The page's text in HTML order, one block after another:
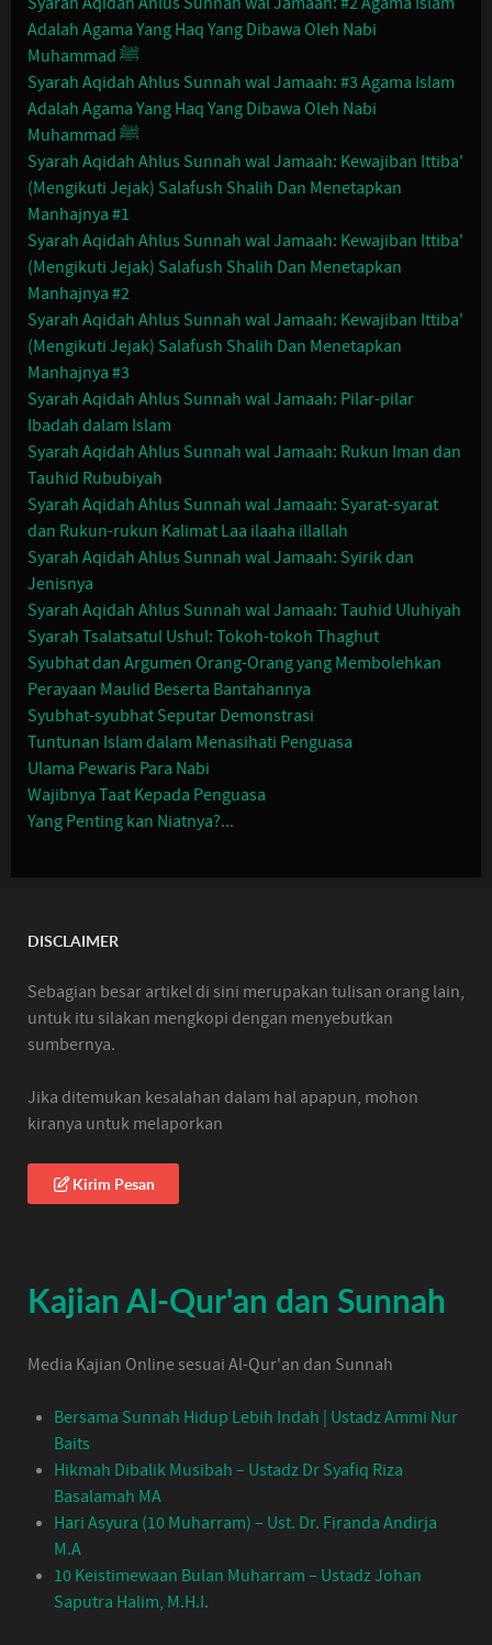
Adalah Agama Yang Haq Yang Dibawa Oleh Nabi
Muhammad ﷺ
Syarah Aqidah Ahlus Sunnah wal Jamaah: #3 Agama Islam
Adalah Agama Yang Haq Yang Dibawa Oleh Nabi
Muhammad ﷺ
Syarah Aqidah Ahlus Sunnah wal Jamaah: Kewajiban Ittiba'
(Mengikuti Jejak) Salafush Shalih Dan Menetapkan
Manhajnya #1
Syarah Aqidah Ahlus Sunnah wal Jamaah: Kewajiban Ittiba'
(Mengikuti Jejak) Salafush Shalih Dan Menetapkan
Manhajnya #2
Syarah Aqidah Ahlus Sunnah wal Jamaah: Kewajiban Ittiba'
(Mengikuti Jejak) Salafush Shalih Dan Menetapkan
Manhajnya #3
Syarah Aqidah Ahlus Sunnah wal Jamaah: Pilar-pilar
Ibadah dalam Islam
Syarah Aqidah Ahlus Sunnah wal Jamaah: Rukun Iman dan
Tauhid Rububiyah
Syarah Aqidah Ahlus Sunnah wal Jamaah: Syarat-syarat
dan Rukun-rukun Kalimat Laa ilaaha illallah
Syarah Aqidah Ahlus Sunnah wal Jamaah: Syirik dan
Jenisnya
Syarah Aqidah Ahlus Sunnah wal Jamaah: Tauhid Uluhiyah
Syarah Tsalatsatul Ushul: Tokoh-tokoh Thaghut
Syubhat dan Argumen Orang-Orang yang Membolehkan
Perayaan Maulid Beserta Bantahannya
Syubhat-syubhat Seputar Demonstrasi
Tuntunan Islam dalam Menasihati Penguasa
Ulama Pewaris Para Nabi
Wajibnya Taat Kepada Penguasa
Yang Penting kan Niatnya?...
DISCLAIMER
Sebagian besar artikel di sini merupakan tulisan orang lain,
untuk itu silakan mengkopi dengan menyebutkan
sumbernya.
Jika ditemukan kesalahan dalam hal apapun, mohon
kiranya untuk melaporkan
Kirim Pesan
Kajian Al-Qur'an dan Sunnah
Media Kajian Online sesuai Al-Qur'an dan Sunnah
Bersama Sunnah Hidup Lebih Indah | Ustadz Ammi Nur
Baits
Hikmah Dibalik Musibah – Ustadz Dr Syafiq Riza
Basalamah MA
Hari Asyura (10 Muharram) – Ust. Dr. Firanda Andirja
M.A
10 Keistimewaan Bulan Muharram – Ustadz Johan
Saputra Halim, M.H.I.